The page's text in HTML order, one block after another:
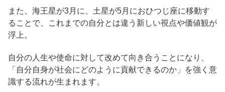
また、海王星が3月に、土星が5月におひつじ座に移動す
ることで、これまでの自分とは違う新しい視点や価値観が
浮上。
自分の人生や使命に対して改めて向き合うことになり、
「自分自身が社会にどのように貢献できるのか」を強く意
識する流れが生まれます。